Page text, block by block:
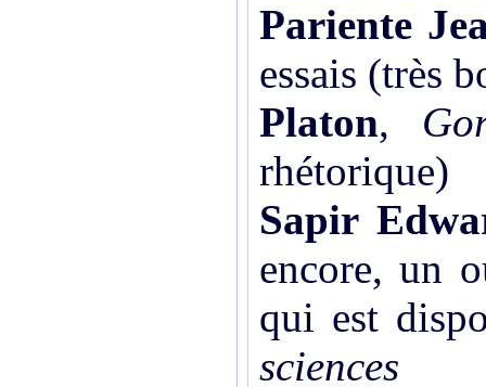
Pariente
essais (très
Platon,
rhétorique)
Sapir
encore, un
qui est